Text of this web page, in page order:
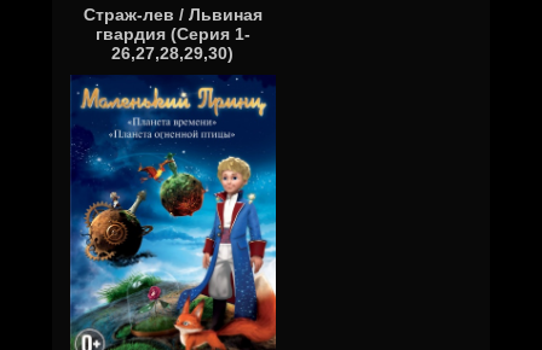
Страж-лев / Львиная
гвардия (Серия 1-
26,27,28,29,30)